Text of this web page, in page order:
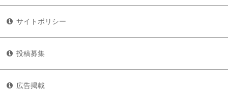
サイトポリシー
投稿募集
広告掲載